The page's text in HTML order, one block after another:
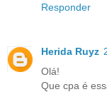
Responder
Herida Ruyz
Olá!
Que cpa é